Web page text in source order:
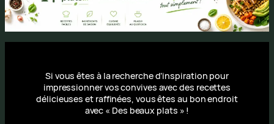
Si vous êtes à la recherche d’inspiration pour
impressionner vos convives avec des recettes
délicieuses et raffinées, vous êtes au bon endroit
avec « Des beaux plats » !